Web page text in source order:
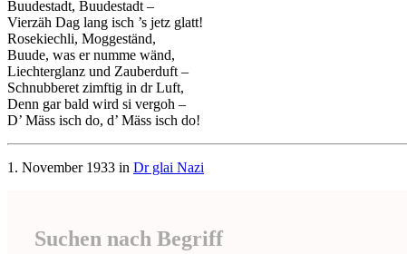
Buudestadt, Buudestadt –
Vierzäh Dag lang isch ’s jetz glatt!
Rosekiechli, Moggeständ,
Buude, was er numme wänd,
Liechterglanz und Zauberduft –
Schnubberet zimftig in dr Luft,
Denn gar bald wird si vergoh –
D’ Mäss isch do, d’ Mäss isch do!
1. November 1933 in Dr glai Nazi
Suchen nach Begriff